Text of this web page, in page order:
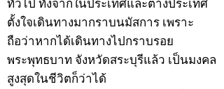
ทั่วไป ทั้งจากในประเทศและต่างประเทศ
ตั้งใจเดินทางมากราบนมัสการ เพราะ
ถือว่าหากได้เดินทางไปกราบรอย
พระพุทธบาท จังหวัดสระบุรีแล้ว เป็นมงคล
สูงสุดในชีวิตก็ว่าได้